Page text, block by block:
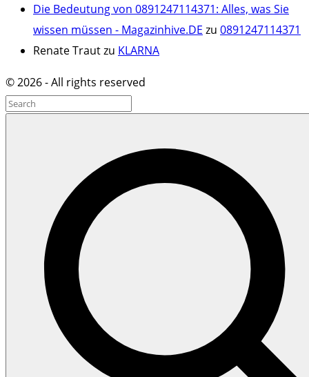
Die Bedeutung von 0891247114371: Alles, was Sie
wissen müssen - Magazinhive.DE zu 0891247114371
Renate Trautzu KLARNA
©2026- All rights reserved